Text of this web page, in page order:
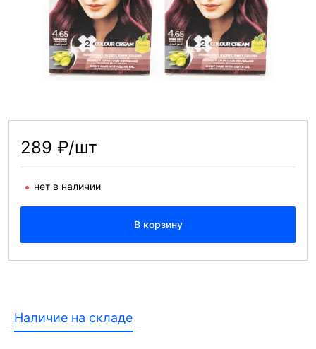
289 ₽/шт
нет в наличии
В корзину
Наличие на складе